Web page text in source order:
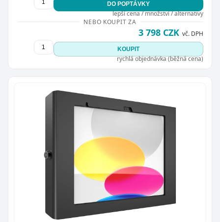
DO POPTÁVKY
lepší cena / množství / alternativy
NEBO KOUPIT ZA
3 798 CZK vč. DPH
KOUPIT
rychlá objednávka (běžná cena)